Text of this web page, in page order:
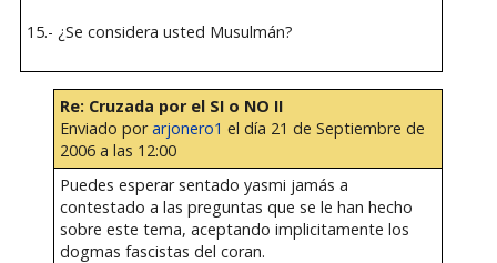
15.- ¿Se considera usted Musulmán?
Re: Cruzada por el SI o NO II
Enviado porarjonero1 el día 21 de Septiembre de
2006 a las 12:00
Puedes esperar sentado yasmi jamás a
contestado a las preguntas que se le han hecho
sobre este tema, aceptando implicitamente los
dogmas fascistas del coran.